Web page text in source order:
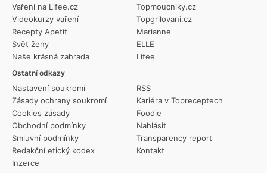
Vaření na Lifee.cz
Videokurzy vaření
Recepty Apetit
Svět ženy
Naše krásná zahrada
Ostatní odkazy
Nastavení soukromí
Zásady ochrany soukromí
Cookies zásady
Obchodní podmínky
Smluvní podmínky
Redakční etický kodex
Inzerce
RSS
Kariéra v Topreceptech
Foodie
Nahlásit
Transparency report
Kontakt
Topmoucniky.cz
Topgrilovani.cz
Marianne
ELLE
Lifee